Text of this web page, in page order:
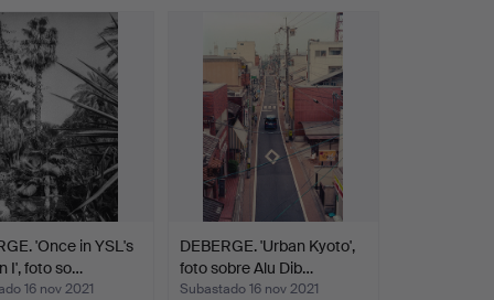
'Once in YSL's
I', foto so…
16 nov 2021
DEBERGE. 'Urban Kyoto',
foto sobre Alu Dib…
Subastado 16 nov 2021